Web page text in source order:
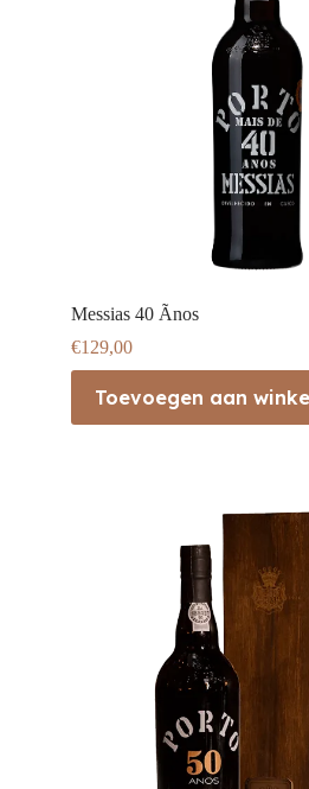
Messias 40 Ãnos
€129,00
Toevoegen aan